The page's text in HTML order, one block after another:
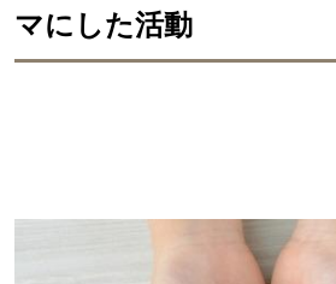
マにした活動